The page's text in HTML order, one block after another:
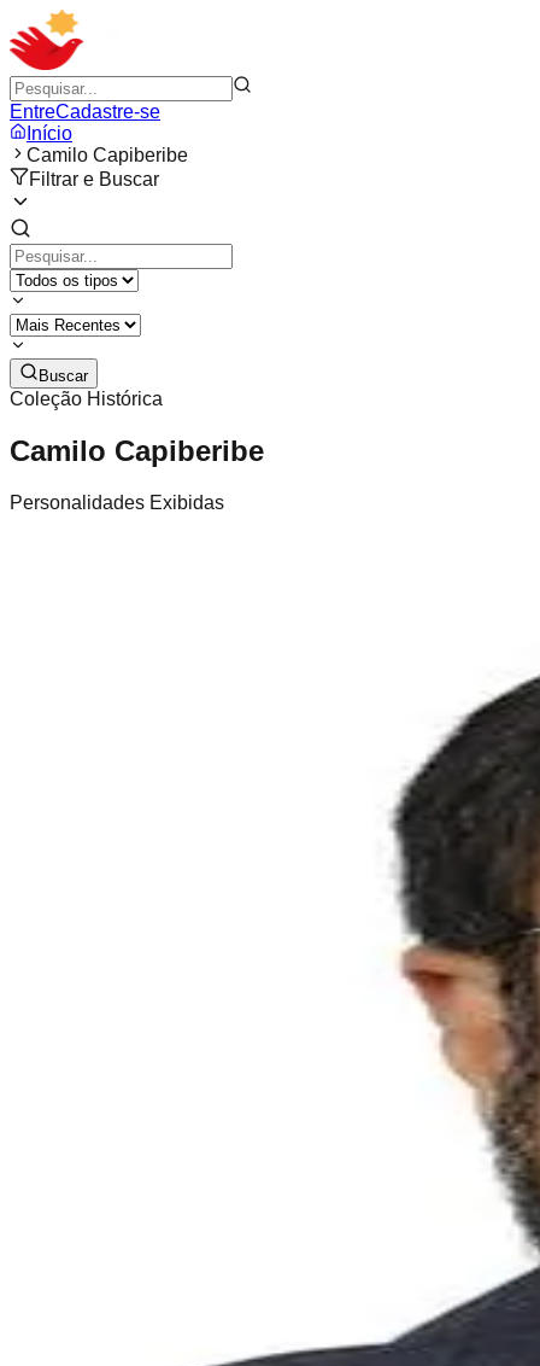
EntreCadastre-se
Início
Camilo Capiberibe
Filtrar e Buscar
Buscar
Coleção Histórica
Camilo Capiberibe
Personalidades Exibidas